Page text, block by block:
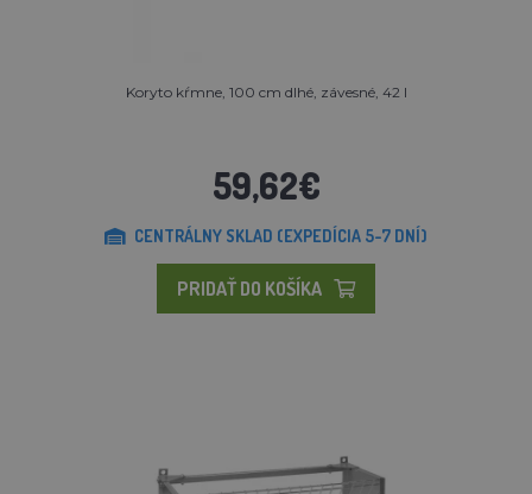
Koryto kŕmne, 100 cm dlhé, závesné, 42 l
59,62€
CENTRÁLNY SKLAD (EXPEDÍCIA 5-7 DNÍ)
PRIDAŤ DO KOŠÍKA